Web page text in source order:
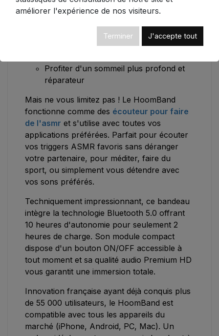
contenus exclusifs vous aideront à:
Apaiser votre esprit agité après une
Profiter d'un sommeil plus profond et
réparateur
Mais ne vous limitez pas ! Le HoomBand
fonctionne comme des écouteur pour faire
de l'asmr et s'utilise avec toutes vos
applications préférées. Parfait pour écouter
vos triggers ASMR favoris sans déranger
votre partenaire, pour méditer, faire du
sport, ou simplement vous détendre avec
vos sons préférés.
Techniquement impressionnant, ce bandeau
intègre la technologie Bluetooth 5.0 offrant
10 heures d'autonomie pour seulement 2
heures de charge. Son module compact
dispose d'un bouton ON/OFF accessible à
tout moment et sa qualité audio Premium HD
vous garantit une immersion totale.
Innovation française ayant déjà conquis plus
de 55 000 utilisateurs, le HoomBand est
compatible avec tous les appareils du
marché (iPhone, Android, PC, Mac). Un
améliorer l'expérience de nos visiteurs.
Terminer J'accepte tout